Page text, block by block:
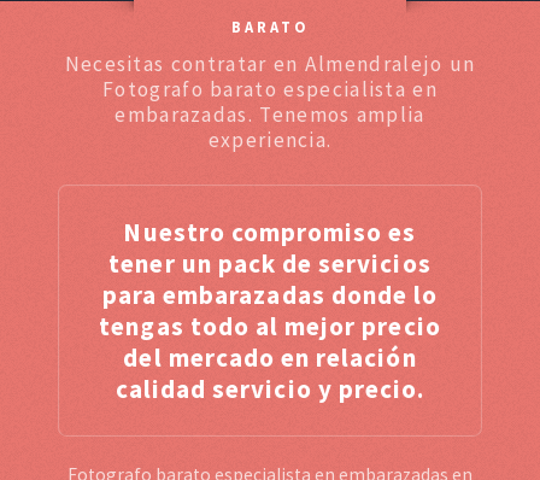
BARATO
Necesitas contratar en Almendralejo un
Fotografo barato especialista en
embarazadas. Tenemos amplia
experiencia.
Nuestro compromiso es
tener un pack de servicios
para embarazadas donde lo
tengas todo al mejor precio
del mercado en relación
calidad servicio y precio.
Fotografo barato especialista en embarazadas en